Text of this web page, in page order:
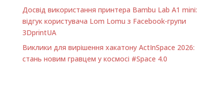
Досвід використання принтера Bambu Lab A1 minі:
відгук користувача Lom Lomu з Facebook-групи
3DprintUA
Виклики для вирішення хакатону ActInSpace 2026:
стань новим гравцем у космосі #Space 4.0